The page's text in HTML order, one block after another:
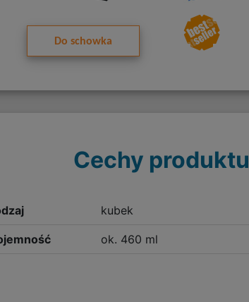
Do schowka
Cechy produktu
kubek
ok. 460 ml